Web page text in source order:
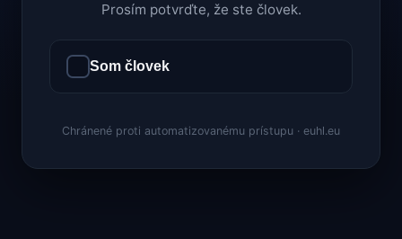
Prosím potvrďte, že ste človek.
Som človek
Chránené proti automatizovanému prístupu · euhl.eu